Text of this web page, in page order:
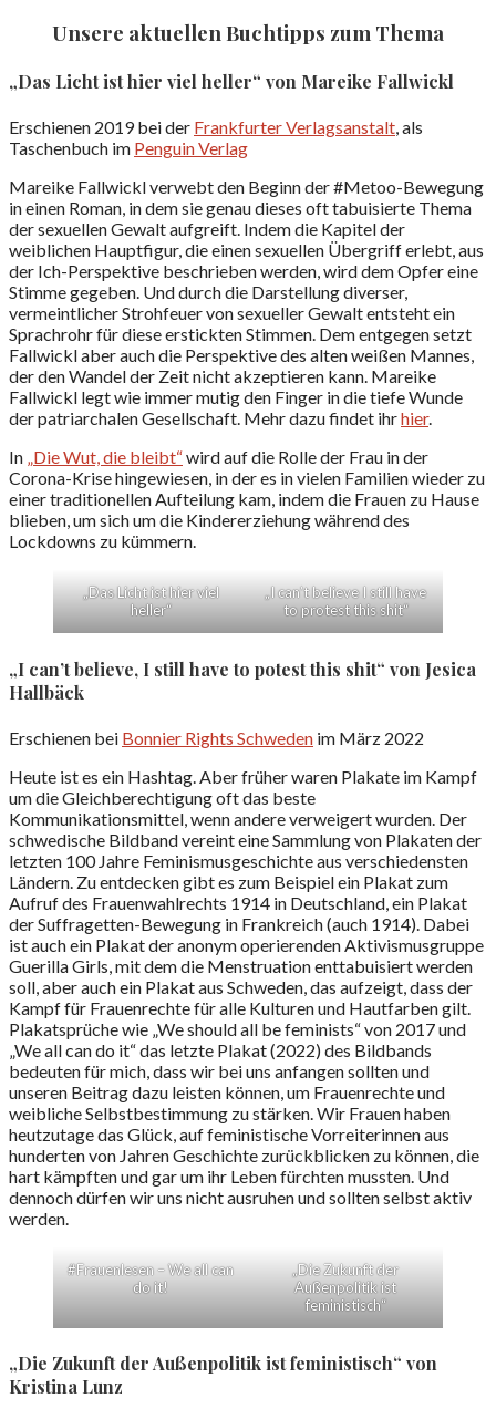
Unsere aktuellen Buchtipps zum Thema
„Das Licht ist hier viel heller“ von Mareike Fallwickl
Erschienen 2019 bei der Frankfurter Verlagsanstalt, als
Taschenbuch im Penguin Verlag
Mareike Fallwickl verwebt den Beginn der #Metoo-Bewegung
in einen Roman, in dem sie genau dieses oft tabuisierte Thema
der sexuellen Gewalt aufgreift. Indem die Kapitel der
weiblichen Hauptfigur, die einen sexuellen Übergriff erlebt, aus
der Ich-Perspektive beschrieben werden, wird dem Opfer eine
Stimme gegeben. Und durch die Darstellung diverser,
vermeintlicher Strohfeuer von sexueller Gewalt entsteht ein
Sprachrohr für diese erstickten Stimmen. Dem entgegen setzt
Fallwickl aber auch die Perspektive des alten weißen Mannes,
der den Wandel der Zeit nicht akzeptieren kann. Mareike
Fallwickl legt wie immer mutig den Finger in die tiefe Wunde
der patriarchalen Gesellschaft. Mehr dazu findet ihrhier.
In „Die Wut, die bleibt“wird auf die Rolle der Frau in der
Corona-Krise hingewiesen, in der es in vielen Familien wieder zu
einer traditionellen Aufteilung kam, indem die Frauen zu Hause
blieben, um sich um die Kindererziehung während des
Lockdowns zu kümmern.
„Das Licht ist hier viel
heller“
„I can’t believe I still have
to protest this shit“
„I can’t believe, I still have to potest this shit“ von Jesica
Hallbäck
Erschienen bei Bonnier Rights Schweden im März 2022
Heute ist es ein Hashtag. Aber früher waren Plakate im Kampf
um die Gleichberechtigung oft das beste
Kommunikationsmittel, wenn andere verweigert wurden. Der
schwedische Bildband vereint eine Sammlung von Plakaten der
letzten 100 Jahre Feminismusgeschichte aus verschiedensten
Ländern. Zu entdecken gibt es zum Beispiel ein Plakat zum
Aufruf des Frauenwahlrechts 1914 in Deutschland, ein Plakat
der Suffragetten-Bewegung in Frankreich (auch 1914). Dabei
ist auch ein Plakat der anonym operierenden Aktivismusgruppe
Guerilla Girls, mit dem die Menstruation enttabuisiert werden
soll, aber auch ein Plakat aus Schweden, das aufzeigt, dass der
Kampf für Frauenrechte für alle Kulturen und Hautfarben gilt.
Plakatsprüche wie „We should all be feminists“ von 2017 und
„We all can do it“ das letzte Plakat (2022) des Bildbands
bedeuten für mich, dass wir bei uns anfangen sollten und
unseren Beitrag dazu leisten können, um Frauenrechte und
weibliche Selbstbestimmung zu stärken. Wir Frauen haben
heutzutage das Glück, auf feministische Vorreiterinnen aus
hunderten von Jahren Geschichte zurückblicken zu können, die
hart kämpften und gar um ihr Leben fürchten mussten. Und
dennoch dürfen wir uns nicht ausruhen und sollten selbst aktiv
werden.
#Frauenlesen – We all can
do it!
„Die Zukunft der
Außenpolitik ist
feministisch“
„Die Zukunft der Außenpolitik ist feministisch“ von
Kristina Lunz